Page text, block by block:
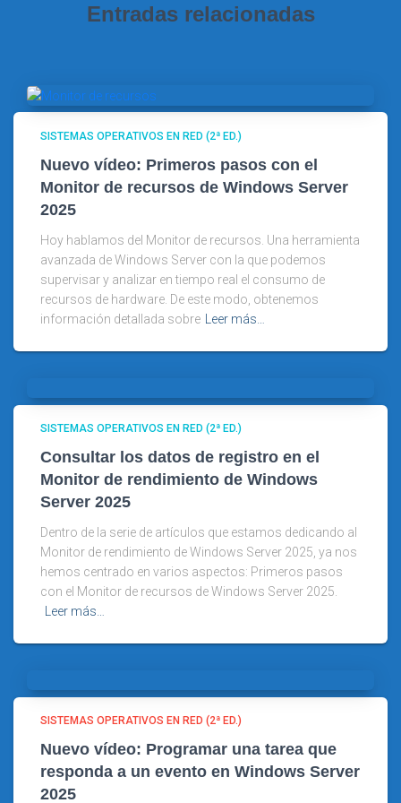
Entradas relacionadas
SISTEMAS OPERATIVOS EN RED (2ª ED.)
Nuevo vídeo: Primeros pasos con el
Monitor de recursos de Windows Server
2025
Hoy hablamos del Monitor de recursos. Una herramienta
avanzada de Windows Server con la que podemos
supervisar y analizar en tiempo real el consumo de
recursos de hardware. De este modo, obtenemos
información detallada sobre
Leer más…
SISTEMAS OPERATIVOS EN RED (2ª ED.)
Consultar los datos de registro en el
Monitor de rendimiento de Windows
Server 2025
Dentro de la serie de artículos que estamos dedicando al
Monitor de rendimiento de Windows Server 2025, ya nos
hemos centrado en varios aspectos: Primeros pasos
con el Monitor de recursos de Windows Server 2025.
Leer más…
SISTEMAS OPERATIVOS EN RED (2ª ED.)
Nuevo vídeo: Programar una tarea que
responda a un evento en Windows Server
2025